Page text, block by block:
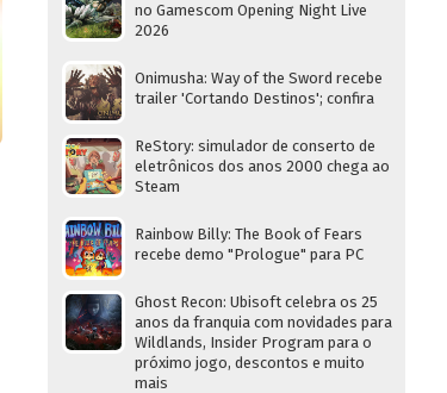
no Gamescom Opening Night Live
2026
Onimusha: Way of the Sword recebe
trailer 'Cortando Destinos'; confira
ReStory: simulador de conserto de
eletrônicos dos anos 2000 chega ao
Steam
Rainbow Billy: The Book of Fears
recebe demo "Prologue" para PC
Ghost Recon: Ubisoft celebra os 25
anos da franquia com novidades para
Wildlands, Insider Program para o
próximo jogo, descontos e muito
mais